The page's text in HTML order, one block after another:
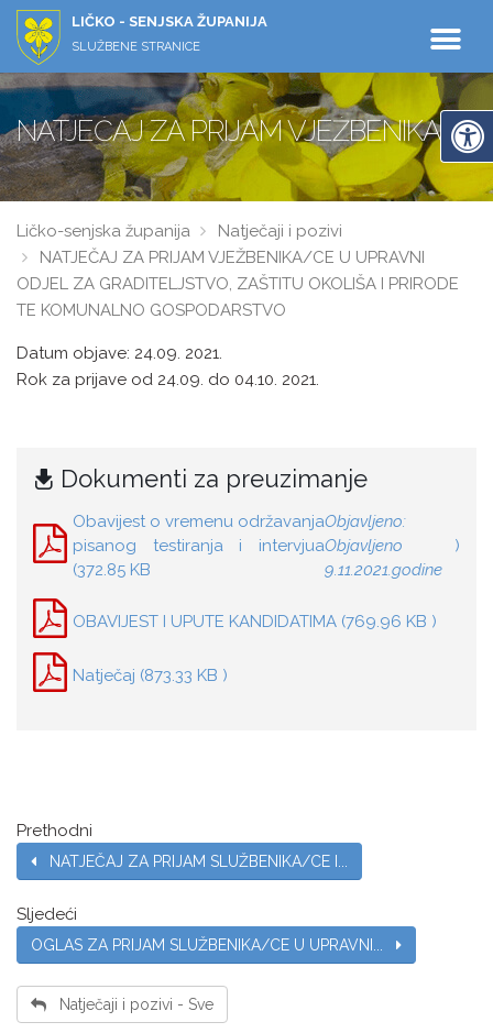
LIČKO - SENJSKA ŽUPANIJA
SLUŽBENE STRANICE
NATJEČAJ ZA PRIJAM VJEŽBENIKA/
Ličko-senjska županija
Natječaji i pozivi
NATJEČAJ ZA PRIJAM VJEŽBENIKA/CE U UPRAVNI
ODJEL ZA GRADITELJSTVO, ZAŠTITU OKOLIŠA I PRIRODE
TE KOMUNALNO GOSPODARSTVO
Datum objave: 24.09. 2021.
Rok za prijave od 24.09. do 04.10. 2021.
Dokumenti za preuzimanje
Obavijest o vremenu održavanja
pisanog testiranja i intervjua
(372.85 KB
Objavljeno:
Objavljeno
9.11.2021.godine
)
OBAVIJEST I UPUTE KANDIDATIMA (769.96 KB )
Natječaj (873.33 KB )
Prethodni
NATJEČAJ ZA PRIJAM SLUŽBENIKA/CE I...
Sljedeći
OGLAS ZA PRIJAM SLUŽBENIKA/CE U UPRAVNI...
Natječaji i pozivi - Sve